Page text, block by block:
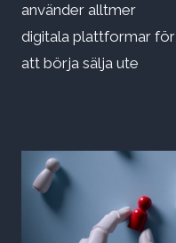
använder alltmer
digitala plattformar för
att börja sälja ute